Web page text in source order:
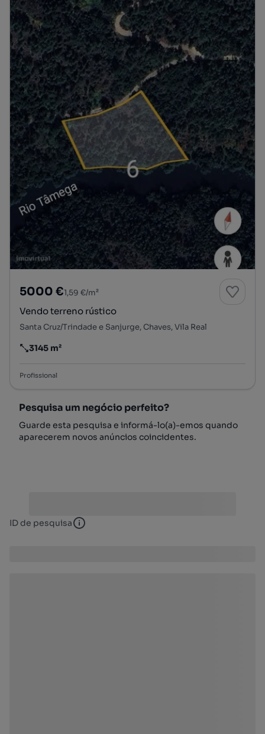
5000 €1,59 €/m²
Vendo terreno rústico
Santa Cruz/Trindade e Sanjurge, Chaves, Vila Real
Preço por metro quadrado
3145 m²
Profissional
Pesquisa um negócio perfeito?
Guarde esta pesquisa e informá-lo(a)-emos quando
aparecerem novos anúncios coincidentes.
ID de pesquisa ID de pesquisa